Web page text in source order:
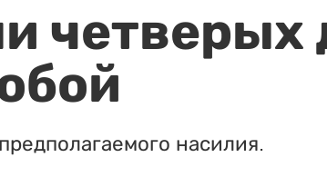
четверых
насилия.